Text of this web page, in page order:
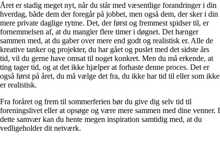
Året er stadig meget nyt, når du står med væsentlige forandringer i din
hverdag, både dem der foregår på jobbet, men også dem, der sker i din
mere private daglige rytme. Det, der først og fremmest spidser til, er
fornemmelsen af, at du mangler flere timer i døgnet. Det hænger
sammen med, at du gaber over mere end godt og realistisk er. Alle de
kreative tanker og projekter, du har gået og puslet med det sidste års
tid, vil du gerne have omsat til noget konkret. Men du må erkende, at
ting tager tid, og at det ikke hjælper at forhaste denne proces. Det er
også først på året, du må vælge det fra, du ikke har tid til eller som ikke
er realistisk.
Fra foråret og frem til sommerferien bør du give dig selv tid til
foreningslivet eller at opsøge og være mere sammen med dine venner. I
dette samvær kan du hente megen inspiration samtidig med, at du
vedligeholder dit netværk.